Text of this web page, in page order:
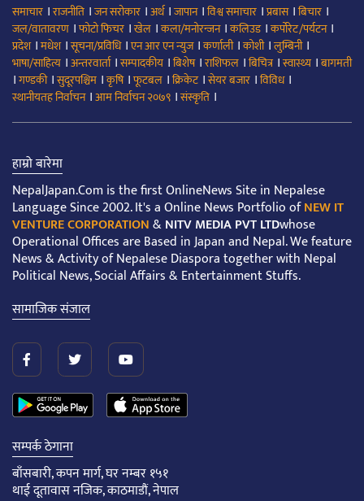
समाचार ।राजनीति ।जन सरोकार ।अर्थ।जापान।विश्व समाचार ।प्रबास।बिचार ।
जल/वातावरण ।फोटो फिचर ।खेल ।कला/मनोरन्जन।कलिउड।कर्पोरेट/पर्यटन।
प्रदेश।मधेश।सूचना/प्रविधि।एन आर एन न्युज।कर्णाली।कोशी।लुम्बिनी।
भाषा/साहित्य ।अन्तरवार्ता।सम्पादकीय ।बिशेष।राशिफल ।बिचित्र।स्वास्थ्य ।बागमती
।गण्डकी।सुदूरपश्चिम ।कृषि।फूटबल ।क्रिकेट।सेयर बजार ।विविध।
स्थानीयतह निर्वाचन।आम निर्वाचन २०७९ ।संस्कृति ।
हाम्रो बारेमा
NepalJapan.Com is the first OnlineNews Site in Nepalese
Language Since 2002. It's a Online News Portfolio ofNEW IT
VENTURE CORPORATION&NITV MEDIA PVT LTDwhose
Operational Offices are Based in Japan and Nepal. We feature
News & Activity of Nepalese Diaspora together with Nepal
Political News, Social Affairs & Entertainment Stuffs.
सामाजिक संजाल
सम्पर्क ठेगाना
बाँसबारी, कपन मार्ग, घर नम्बर १५१
थाई दूतावास नजिक, काठमाडौं, नेपाल